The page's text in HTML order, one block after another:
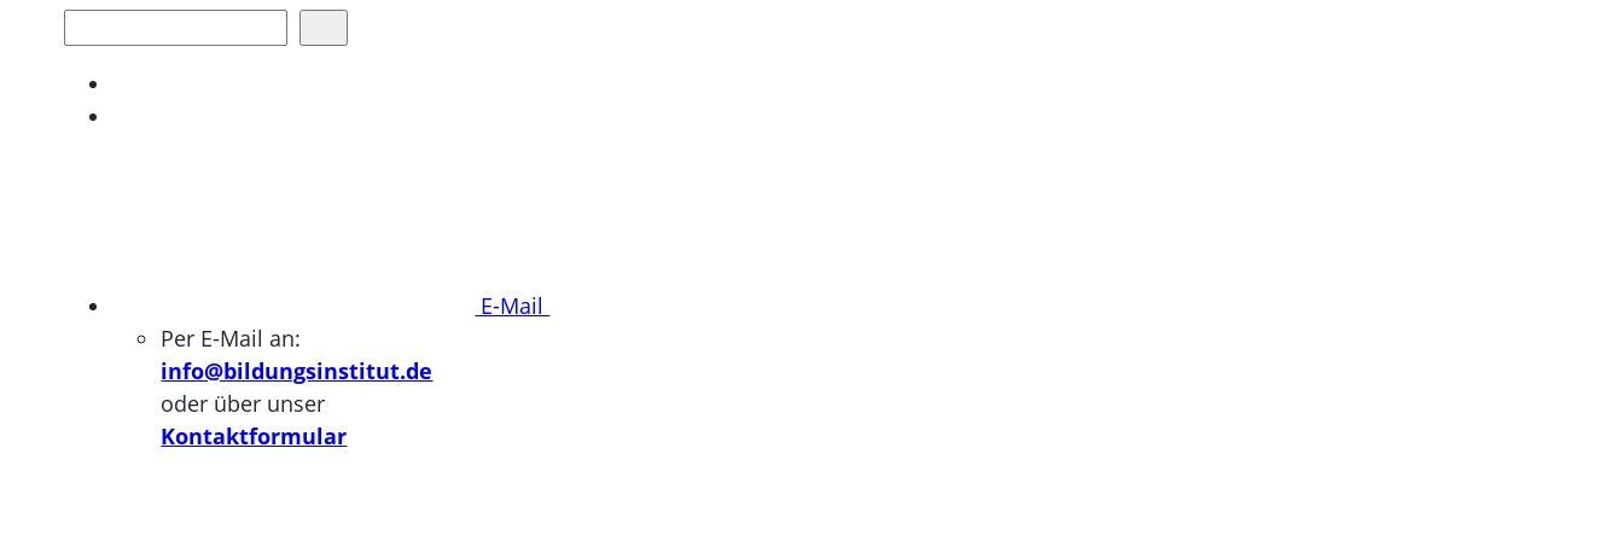
E-Mail
Per E-Mail an:
info@bildungsinstitut.de
oder über unser
Kontaktformular